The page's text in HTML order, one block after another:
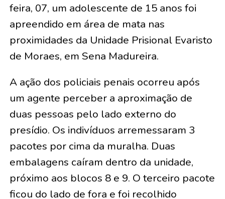
feira, 07, um adolescente de 15 anos foi
apreendido em área de mata nas
proximidades da Unidade Prisional Evaristo
de Moraes, em Sena Madureira.
A ação dos policiais penais ocorreu após
um agente perceber a aproximação de
duas pessoas pelo lado externo do
presídio. Os indivíduos arremessaram 3
pacotes por cima da muralha. Duas
embalagens caíram dentro da unidade,
próximo aos blocos 8 e 9. O terceiro pacote
ficou do lado de fora e foi recolhido